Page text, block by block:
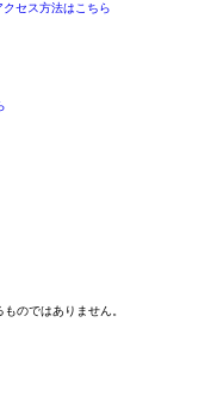
のではありません。